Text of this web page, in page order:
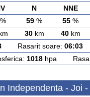
N NNE
% 59 % 55 %
30km 40km
Rasarit soare: 06:03
1018hpa
Independenta - Joi